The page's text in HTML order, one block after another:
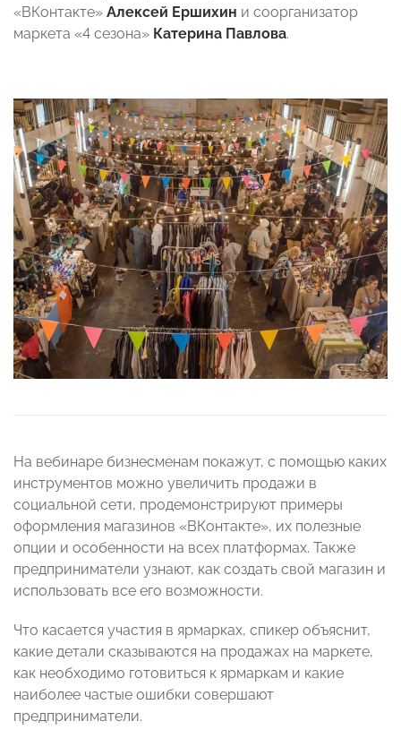
«ВКонтакте» Алексей Ершихин и соорганизатор
маркета «4 сезона» Катерина Павлова.
На вебинаре бизнесменам покажут, с помощью каких
инструментов можно увеличить продажи в
социальной сети, продемонстрируют примеры
оформления магазинов «ВКонтакте», их полезные
опции и особенности на всех платформах. Также
предприниматели узнают, как создать свой магазин и
использовать все его возможности.
Что касается участия в ярмарках, спикер объяснит,
какие детали сказываются на продажах на маркете,
как необходимо готовиться к ярмаркам и какие
наиболее частые ошибки совершают
предприниматели.